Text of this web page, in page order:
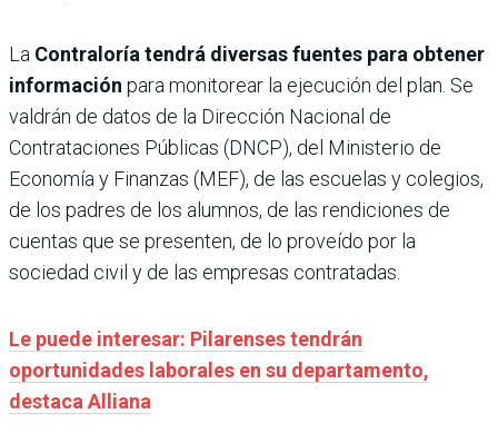
La Contraloría tendrá diversas fuentes para obtener
información para monitorear la ejecución del plan. Se
valdrán de datos de la Dirección Nacional de
Contrataciones Públicas (DNCP), del Ministerio de
Economía y Finanzas (MEF), de las escuelas y colegios,
de los padres de los alumnos, de las rendiciones de
cuentas que se presenten, de lo proveído por la
sociedad civil y de las empresas contratadas.
Le puede interesar: Pilarenses tendrán
oportunidades laborales en su departamento,
destaca Alliana